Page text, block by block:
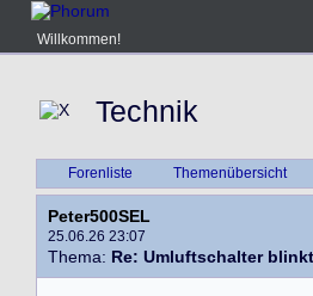
Willkommen!
Technik
Forenliste Themenübersicht
Peter500SEL
25.06.26 23:07
Thema: Re: Umluftschalter